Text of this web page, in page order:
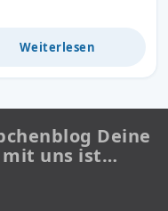
Weiterlesen
Deine
mit uns ist…